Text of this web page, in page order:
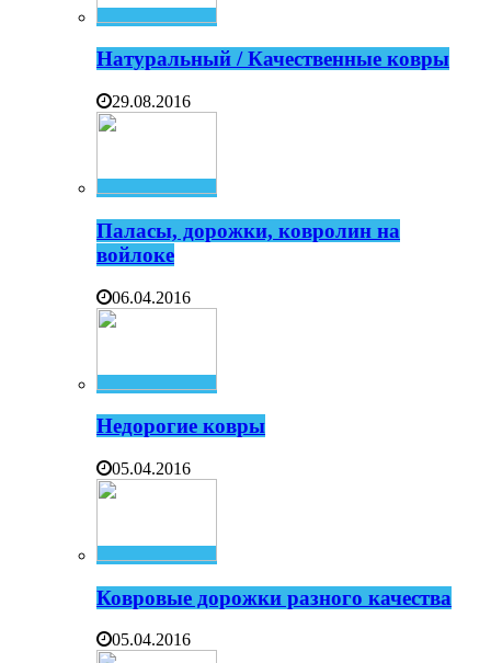
Натуральный / Качественные ковры
29.08.2016
Паласы, дорожки, ковролин на
войлоке
06.04.2016
Недорогие ковры
05.04.2016
Ковровые дорожки разного качества
05.04.2016